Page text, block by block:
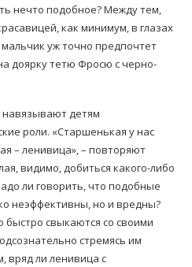
нечто подобное? Между тем,
как минимум, в глазах
уж точно предпочтет
доярку тетю Фросю с черно-
детям
роли. «Старшенькая у нас
– ленивица», – повторяют
видимо, добиться какого-либо
ли говорить, что подобные
неэффективны, но и вредны?
быстро свыкаются со своими
стремясь им
вряд ли ленивица с